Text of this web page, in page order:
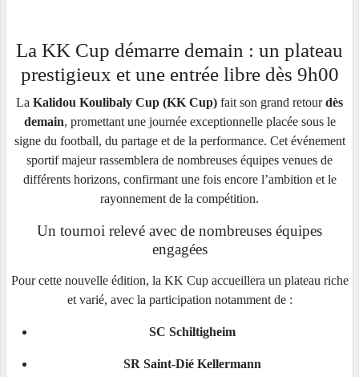
La KK Cup démarre demain : un plateau
prestigieux et une entrée libre dès 9h00
La Kalidou Koulibaly Cup (KK Cup) fait son grand retourdès
demain, promettant une journée exceptionnelle placée sous le
signe du football, du partage et de la performance. Cet événement
sportif majeur rassemblera de nombreuses équipes venues de
différents horizons, confirmant une fois encore l’ambition et le
rayonnement de la compétition.
Un tournoi relevé avec de nombreuses équipes
engagées
Pour cette nouvelle édition, la KK Cup accueillera un plateau riche
et varié, avec la participation notamment de :
SC Schiltigheim
SR Saint-Dié Kellermann